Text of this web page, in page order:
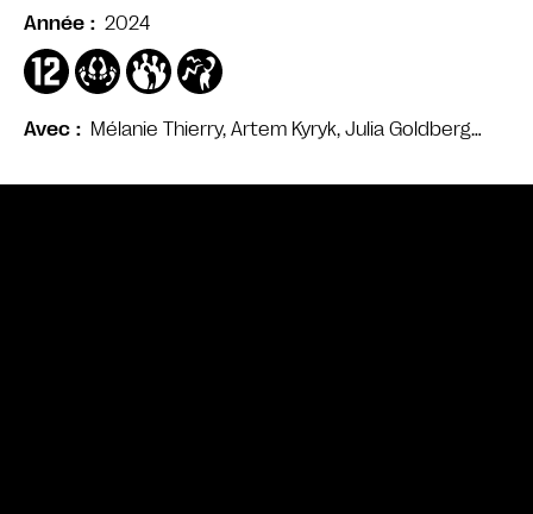
Avec Mélanie Thierry, Artem Kyryk, Julia Goldberg…
Année
2024